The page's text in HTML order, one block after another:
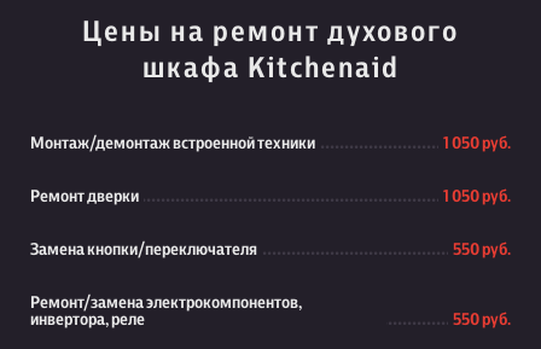
Цены на ремонт духового
шкафа Kitchenaid
Монтаж/демонтаж встроенной техники 1 050 руб.
Ремонт дверки 1 050 руб.
Замена кнопки/переключателя 550 руб.
Ремонт/замена электрокомпонентов,
инвертора, реле
550 руб.